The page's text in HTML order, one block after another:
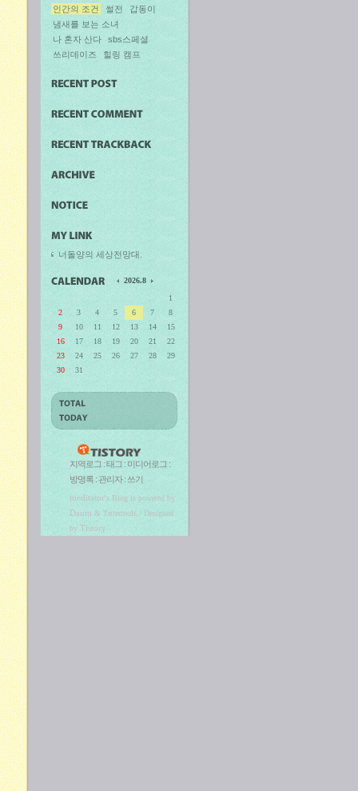
인간의 조건 썰전
갑동이
냄새를 보는 소녀
나 혼자 산다
sbs스페셜
쓰리데이즈
힐링 캠프
너돌양의 세상전망대.
2026.8
1
2
3 4 5 6 7
8
9
10 11 12 13 14
15
16
17 18 19 20 21
22
23
24 25 26 27 28
29
30
31
지역로그 :태그 : 미디어로그 :
방명록 :관리자: 쓰기
meditator's Blog is powered by
Daum & Tattertools / Designed
by Tistory